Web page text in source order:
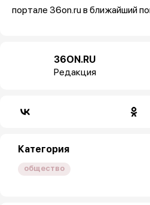
портале 36on.ru в ближайший
36ON.RU
Редакция
Категория
общество